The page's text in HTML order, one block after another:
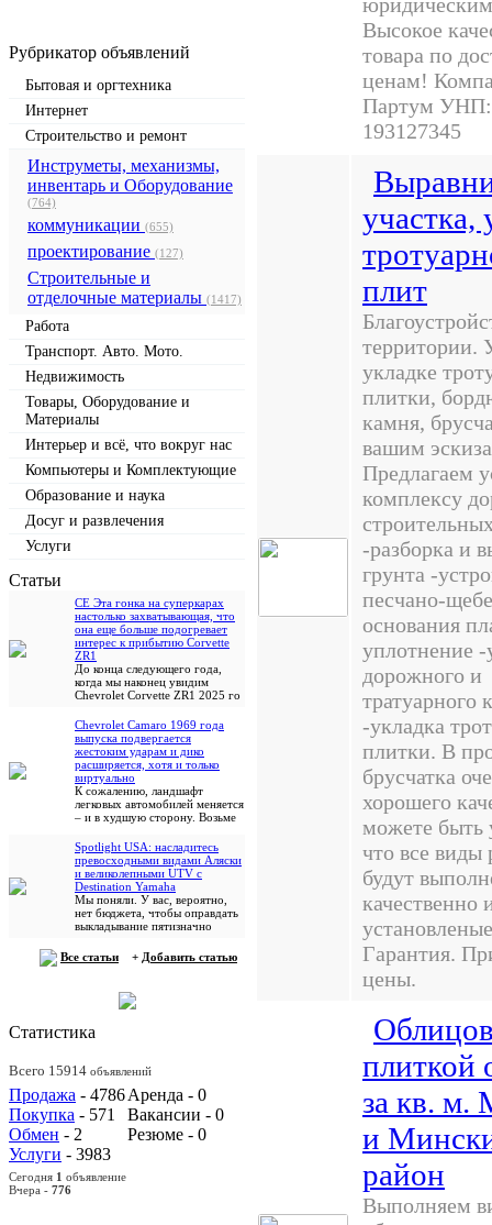
Рубрикатор объявлений
Бытовая и оргтехника
Интернет
Строительство и ремонт
Инструметы, механизмы,
инвентарь и Оборудование
(764)
коммуникации (655)
проектирование (127)
Строительные и
отделочные материалы (1417)
Работа
Транспорт. Авто. Мото.
Недвижимость
Товары, Оборудование и
Материалы
Интерьер и всё, что вокруг нас
Компьютеры и Комплектующие
Образование и наука
Досуг и развлечения
Услуги
Cтатьи
CE Эта гонка на суперкарах
настолько захватывающая, что
она еще больше подогревает
интерес к прибытию Corvette
ZR1
До конца следующего года,
когда мы наконец увидим
Chevrolet Corvette ZR1 2025 го
Chevrolet Camaro 1969 года
выпуска подвергается
жестоким ударам и дико
расширяется, хотя и только
виртуально
К сожалению, ландшафт
легковых автомобилей меняется
– и в худшую сторону. Возьме
Spotlight USA: насладитесь
превосходными видами Аляски
и великолепными UTV с
Destination Yamaha
Мы поняли. У вас, вероятно,
нет бюджета, чтобы оправдать
выкладывание пятизначно
Все статьи + Добавить статью
Статистика
Всего 15914 объявлений
Продажа - 4786
Покупка - 571
Обмен - 2
Услуги - 3983
Аренда - 0
Вакансии - 0
Резюме - 0
Сегодня 1 объявление
Вчера - 776
Высокое
товара по
ценам!
Партум УНП:
193127345
участка,
плит
территории.
укладке
плитки,
камня,
вашим
Предлагаем
комплексу
-разборка и
грунта -
песчано-
основания
уплотнение -
дорожного и
тратуарного
-укладка
плитки. В
брусчатка
хорошего
можете быть
что все виды
будут
качественно
Гарантия.
цены.
плиткой
за кв. м.
и
район
Выполняем